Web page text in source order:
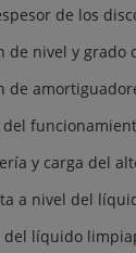
de los
de nivel y grado
de
y carga del
a nivel del
del líquido